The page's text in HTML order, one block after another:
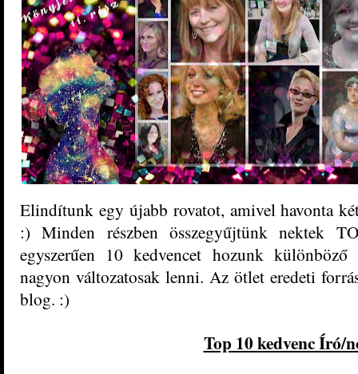
Elindítunk egy újabb rovatot, amivel havonta
:) Minden részben összegyűjtünk nektek
egyszerűen 10 kedvencet hozunk különböző
nagyon változatosak lenni. Az ötlet eredeti
blog. :)
Top 10 kedvenc Író/